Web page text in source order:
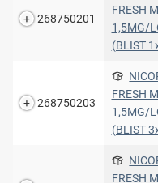
268750201
FRESH
1,5MG/
(BLIST
268750203
FRESH
1,5MG/
(BLIST
FRESH